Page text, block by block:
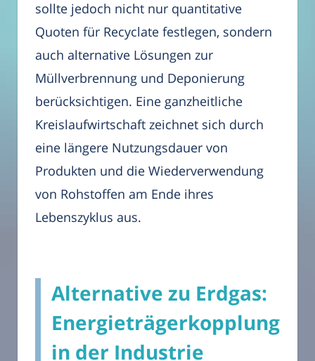
sollte jedoch nicht nur quantitative
Quoten für Recyclate festlegen, sondern
auch alternative Lösungen zur
Müllverbrennung und Deponierung
berücksichtigen. Eine ganzheitliche
Kreislaufwirtschaft zeichnet sich durch
eine längere Nutzungsdauer von
Produkten und die Wiederverwendung
von Rohstoffen am Ende ihres
Lebenszyklus aus.
Alternative zu Erdgas:
Energieträgerkopplung
in der Industrie